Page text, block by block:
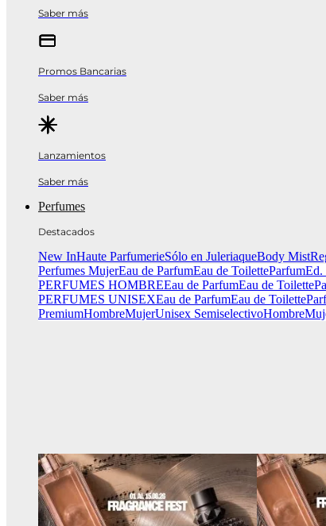
Saber más
Promos Bancarias
Saber más
Lanzamientos
Saber más
Perfumes
Destacados
New InHaute ParfumerieSólo en JuleriaqueBody Mist
Perfumes MujerEau de ParfumEau de ToiletteParfumEd.
PERFUMES HOMBREEau de ParfumEau de Toilette
PERFUMES UNISEXEau de ParfumEau de Toilette
PremiumHombreMujerUnisex SemiselectivoHombre